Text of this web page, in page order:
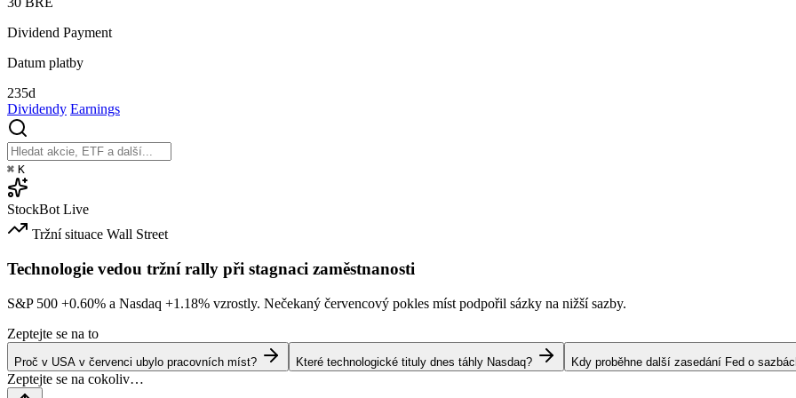
Dividend Payment
Datum platby
235d
Dividendy Earnings
⌘ K
StockBot Live
Tržní situace Wall Street
Technologie vedou tržní rally při stagnaci zaměstnanosti
S&P 500 +0.60% a Nasdaq +1.18% vzrostly. Nečekaný červencový pokles míst podpořil sázky na nižší sazby.
Zeptejte se na to
Proč v USA v červenci ubylo pracovních míst? Které technologické tituly dnes táhly Nasdaq? Kdy proběhne další zasedání Fed o